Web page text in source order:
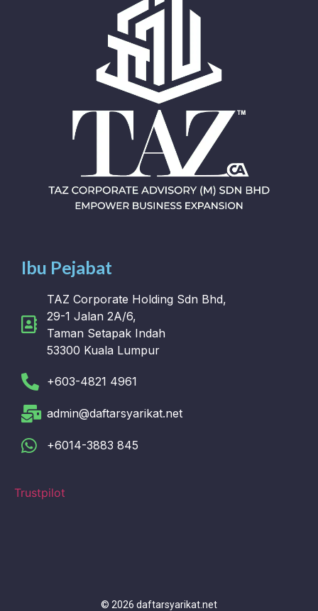
Ibu Pejabat
TAZ Corporate Holding Sdn Bhd,
29-1 Jalan 2A/6,
Taman Setapak Indah
53300 Kuala Lumpur
+603-4821 4961
admin@daftarsyarikat.net
+6014-3883 845
Trustpilot
© 2026 daftarsyarikat.net